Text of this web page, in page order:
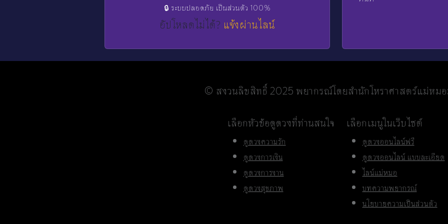
🔒 ระบบปลอดภัย เป็นส่วนตัว 100%
อัปโหลดไม่ได้? แจ้งผ่านไลน์
© สงวนลิขสิทธิ์ 2025 พยากรณ์โดยสำนักโหราศาสตร์แม่หมอ
เลือกหัวข้อดูดวงที่ท่านสนใจ
ดูดวงความรัก
ดูดวงการเงิน
ดูดวงการงาน
ดูดวงสุขภาพ
เลือกเมนูในเว็บไซต์
ดูดวงออนไลน์ฟรี
ดูดวงออนไลน์ แบบละเอียด
ไลน์แม่หมอ
บทความพยากรณ์
นโยบายความเป็นส่วนตัว